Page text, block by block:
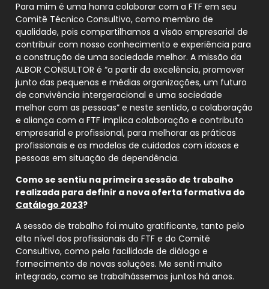
Para mim é uma honra colaborar com a FTF em seu
Comitê Técnico Consultivo, como membro de
qualidade, pois compartilhamos a visão empresarial de
contribuir com nosso conhecimento e experiência para
a construção de uma sociedade melhor. A missão da
ALBOR CONSULTOR é “a partir da excelência, promover
junto das pequenas e médias organizações, um futuro
de convivência intergeracional e uma sociedade
melhor com as pessoas” e neste sentido, a colaboração
e aliança com a FTF implica colaboração e contributo
empresarial e profissional, para melhorar as práticas
profissionais e os modelos de cuidados com idosos e
pessoas em situação de dependência.
Como se sentiu na primeira sessão de trabalho
realizada para definir a nova oferta formativa do
Catálogo 2023?
A sessão de trabalho foi muito gratificante, tanto pelo
alto nível dos profissionais do FTF e do Comité
Consultivo, como pela facilidade de diálogo e
fornecimento de novas soluções. Me senti muito
integrado, como se trabalhássemos juntos há anos.